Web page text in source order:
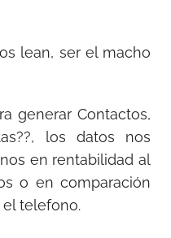
lean, ser el macho
generar Contactos,
los datos nos
en rentabilidad al
o en comparación
telefono.